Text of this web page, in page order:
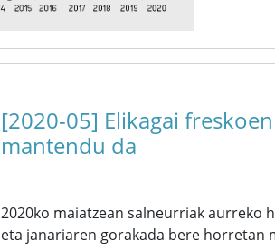
[2020-05] Elikagai
mantendu da
2020ko maiatzean salneurriak aurreko
eta janariaren gorakada bere horretan